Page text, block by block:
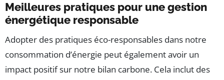
Meilleures pratiques pour une gestion
énergétique responsable
Adopter des pratiques éco-responsables dans notre
consommation d’énergie peut également avoir un
impact positif sur notre bilan carbone. Cela inclut des